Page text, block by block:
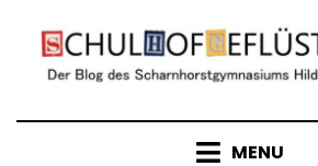
content
MENU